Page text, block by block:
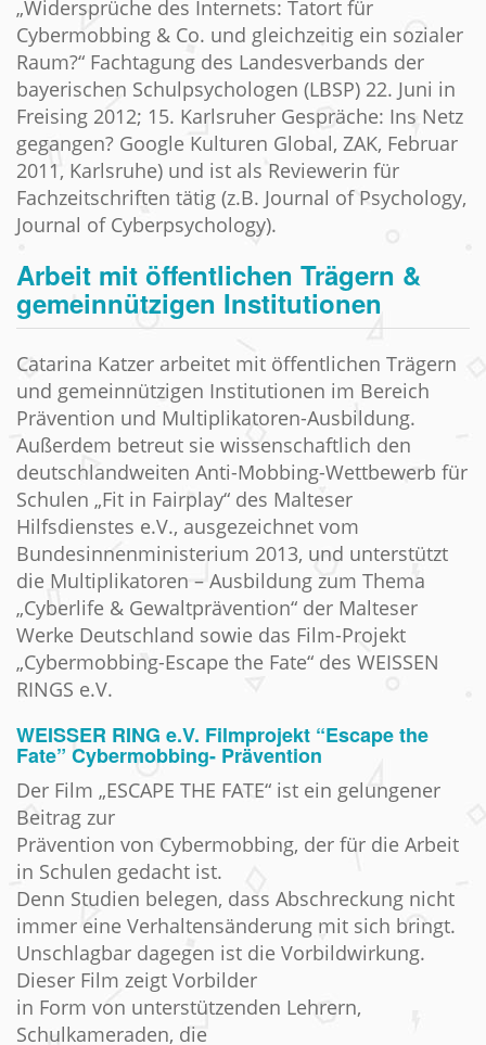
„Widersprüche des Internets: Tatort für
Cybermobbing & Co. und gleichzeitig ein sozialer
Raum?“ Fachtagung des Landesverbands der
bayerischen Schulpsychologen (LBSP) 22. Juni in
Freising 2012; 15. Karlsruher Gespräche: Ins Netz
gegangen? Google Kulturen Global, ZAK, Februar
2011, Karlsruhe) und ist als Reviewerin für
Fachzeitschriften tätig (z.B. Journal of Psychology,
Journal of Cyberpsychology).
Arbeit mit öffentlichen Trägern &
gemeinnützigen Institutionen
Catarina Katzer arbeitet mit öffentlichen Trägern
und gemeinnützigen Institutionen im Bereich
Prävention und Multiplikatoren-Ausbildung.
Außerdem betreut sie wissenschaftlich den
deutschlandweiten Anti-Mobbing-Wettbewerb für
Schulen „Fit in Fairplay“ des Malteser
Hilfsdienstes e.V., ausgezeichnet vom
Bundesinnenministerium 2013, und unterstützt
die Multiplikatoren – Ausbildung zum Thema
„Cyberlife & Gewaltprävention“ der Malteser
Werke Deutschland sowie das Film-Projekt
„Cybermobbing-Escape the Fate“ des WEISSEN
RINGS e.V.
WEISSER RING e.V. Filmprojekt “Escape the
Fate” Cybermobbing- Prävention
Der Film „ESCAPE THE FATE“ ist ein gelungener
Beitrag zur
Prävention von Cybermobbing, der für die Arbeit
in Schulen gedacht ist.
Denn Studien belegen, dass Abschreckung nicht
immer eine Verhaltensänderung mit sich bringt.
Unschlagbar dagegen ist die Vorbildwirkung.
Dieser Film zeigt Vorbilder
in Form von unterstützenden Lehrern,
Schulkameraden, die